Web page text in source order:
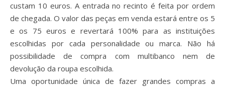
custam 10 euros. A entrada no recinto é feita por ordem
de chegada. O valor das peças em venda estará entre os 5
e os 75 euros e revertará 100% para as instituições
escolhidas por cada personalidade ou marca. Não há
possibilidade de compra com multibanco nem de
devolução da roupa escolhida.
Uma oportunidade única de fazer grandes compras a